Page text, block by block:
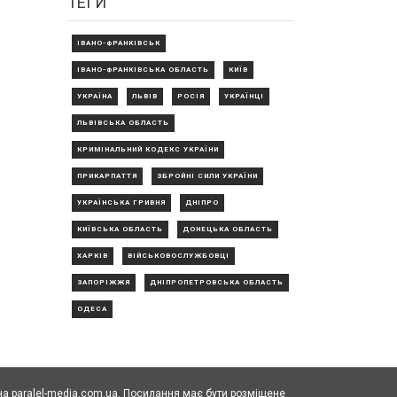
ІВАНО-ФРАНКІВСЬК
ІВАНО-ФРАНКІВСЬКА ОБЛАСТЬ КИЇВ
УКРАЇНА ЛЬВІВ РОСІЯ УКРАЇНЦІ
ЛЬВІВСЬКА ОБЛАСТЬ
КРИМІНАЛЬНИЙ КОДЕКС УКРАЇНИ
ПРИКАРПАТТЯ ЗБРОЙНІ СИЛИ УКРАЇНИ
УКРАЇНСЬКА ГРИВНЯ ДНІПРО
КИЇВСЬКА ОБЛАСТЬ ДОНЕЦЬКА ОБЛАСТЬ
ХАРКІВ ВІЙСЬКОВОСЛУЖБОВЦІ
ЗАПОРІЖЖЯ ДНІПРОПЕТРОВСЬКА ОБЛАСТЬ
ОДЕСА
paralel-media.com.ua. Посилання має бути розміщене